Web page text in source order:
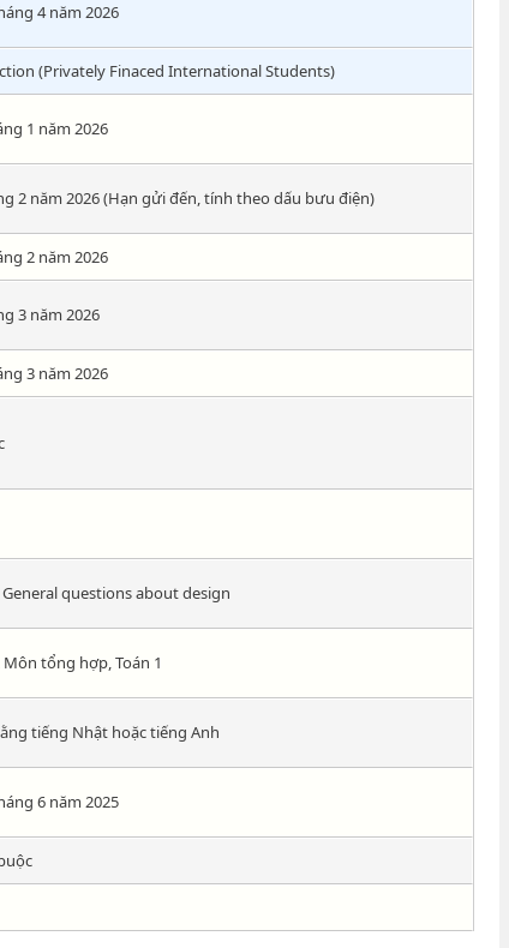
4 năm 2026
(Privately Finaced International Students)
1 năm 2026
2 năm 2026 (Hạn gửi đến, tính theo dấu bưu điện)
2 năm 2026
3 năm 2026
3 năm 2026
questions about design
tổng hợp, Toán 1
tiếng Nhật hoặc tiếng Anh
6 năm 2025